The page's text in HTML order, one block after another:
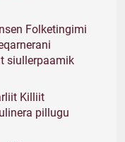
Folketingimi
siullerpaamik
Killiit
pillugu